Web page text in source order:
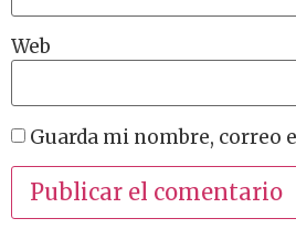
Web
Guarda mi nombre, correo